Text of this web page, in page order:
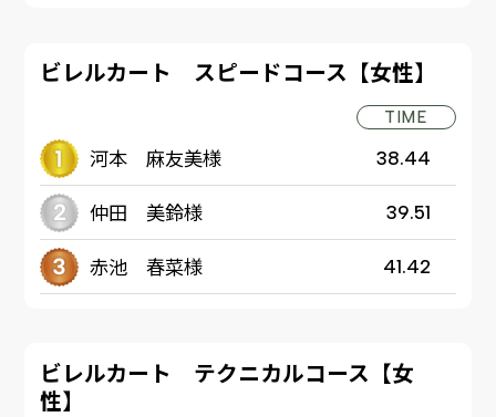
ビレルカート スピードコース【女性】
TIME
河本 麻友美様 38.44
仲田 美鈴様 39.51
赤池 春菜様 41.42
ビレルカート テクニカルコース【女
性】